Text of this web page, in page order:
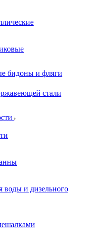
бидоны и фляги
стали
воды и дизельного